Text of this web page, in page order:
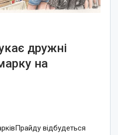
дружні
на
відбудеться